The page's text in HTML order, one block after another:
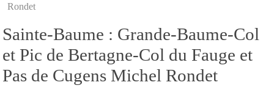
Rondet
Sainte-Baume : Grande-Baume-Col
et Pic de Bertagne-Col du Fauge et
Pas de Cugens Michel Rondet